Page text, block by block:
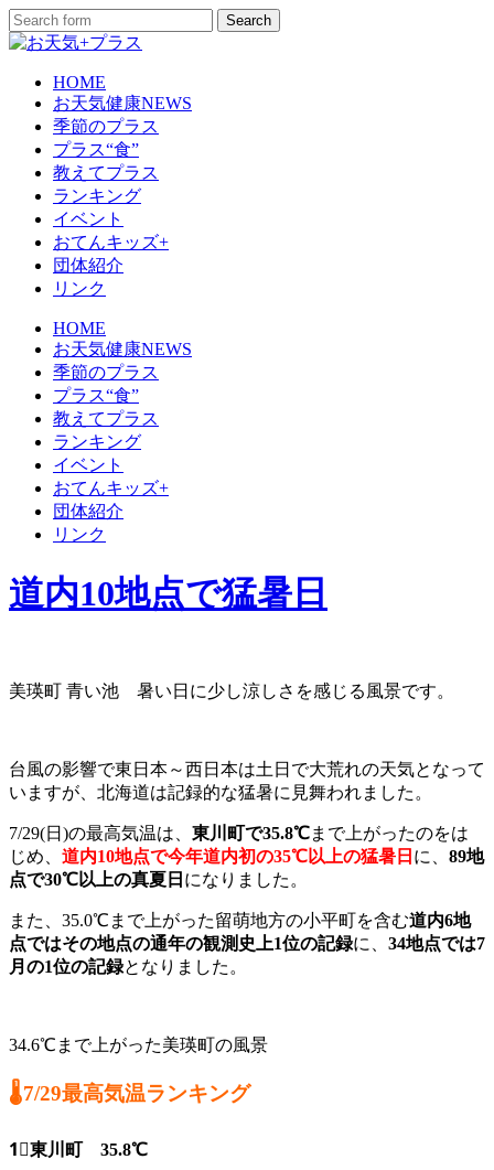
HOME
お天気健康NEWS
季節のプラス
プラス“食”
教えてプラス
ランキング
イベント
おてんキッズ+
団体紹介
リンク
HOME
お天気健康NEWS
季節のプラス
プラス“食”
教えてプラス
ランキング
イベント
おてんキッズ+
団体紹介
リンク
道内10地点で猛暑日
美瑛町 青い池 暑い日に少し涼しさを感じる風景です。
台風の影響で東日本～西日本は土日で大荒れの天気となって
いますが、北海道は記録的な猛暑に見舞われました。
7/29(日)の最高気温は、 東川町で35.8℃まで上がったのをは
じめ、 道内10地点で今年道内初の35℃以上の猛暑日 に、 89地
点で30℃以上の真夏日 になりました。
また、35.0℃まで上がった留萌地方の小平町を含む道内6地
点ではその地点の通年の観測史上1位の記録に、 34地点では7
月の1位の記録となりました。
34.6℃まで上がった美瑛町の風景
🌡7/29最高気温ランキング
1⃣東川町 35.8℃